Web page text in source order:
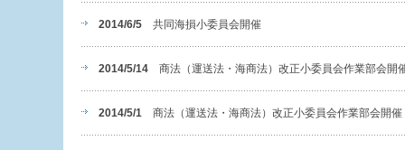
2014/6/5 共同海損小委員会開催
2014/5/14 商法（運送法・海商法）改正小委員会作業部会開
2014/5/1 商法（運送法・海商法）改正小委員会作業部会開催